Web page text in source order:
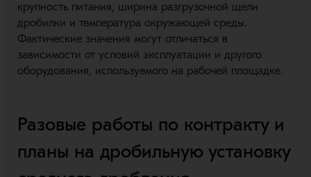
крупность питания, ширина разгрузочной щели
дробилки и температура окружающей среды.
Фактические значения могут отличаться в
зависимости от условий эксплуатации и другого
оборудования, используемого на рабочей площадке.
Разовые работы по контракту и
планы на дробильную установку